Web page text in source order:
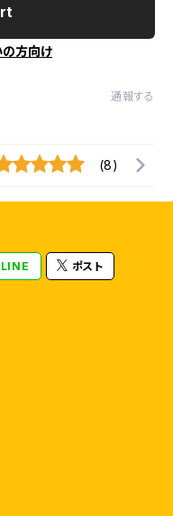
方向け
通報する
(8)
LINE ポスト